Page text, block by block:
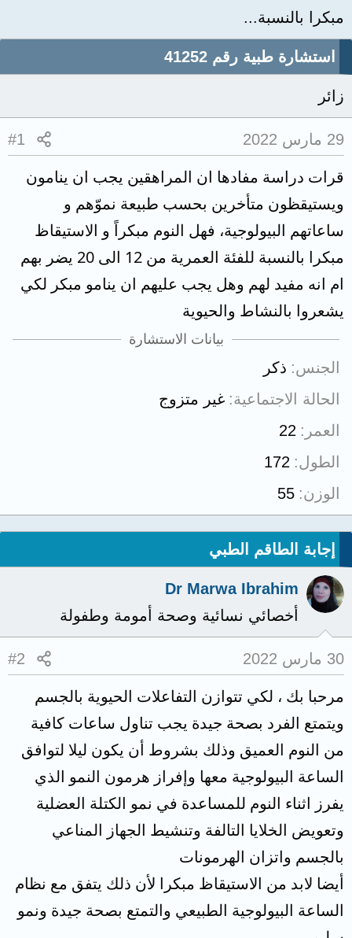
مبكرا بالنسبة...
استشارة طبية رقم 41252
زائر
29 مارس 2022 #1
قرات دراسة مفادها ان المراهقين يجب ان ينامون
ويستيقظون متأخرين بحسب طبيعة نموّهم و
ساعاتهم البيولوجية، فهل النوم مبكراً و الاستيقاظ
مبكرا بالنسبة للفئة العمرية من 12 الى 20 يضر بهم
ام انه مفيد لهم وهل يجب عليهم ان ينامو مبكر لكي
يشعروا بالنشاط والحيوية
بيانات الاستشارة
الجنس ذكر
الحالة الاجتماعية غير متزوج
العمر
22
الطول 172
الوزن 55
إجابة الطاقم الطبي
Dr Marwa Ibrahim
أخصائي نسائية وصحة أمومة وطفولة
30 مارس 2022 #2
مرحبا بك ، لكي تتوازن التفاعلات الحيوية بالجسم
ويتمتع الفرد بصحة جيدة يجب تناول ساعات كافية
من النوم العميق وذلك بشروط أن يكون ليلا لتوافق
الساعة البيولوجية معها وإفراز هرمون النمو الذي
يفرز اثناء النوم للمساعدة في نمو الكتلة العضلية
وتعويض الخلايا التالفة وتنشيط الجهاز المناعي
بالجسم واتزان الهرمونات
أيضا لابد من الاستيقاظ مبكرا لأن ذلك يتفق مع نظام
الساعة البيولوجية الطبيعي والتمتع بصحة جيدة ونمو